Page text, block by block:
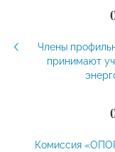
Члены
принимают
Комиссия